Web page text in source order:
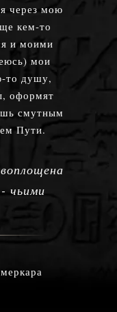
через мою
кем-то
и моими
мои
то душу,
оформят
смутным
Пути.
чьими